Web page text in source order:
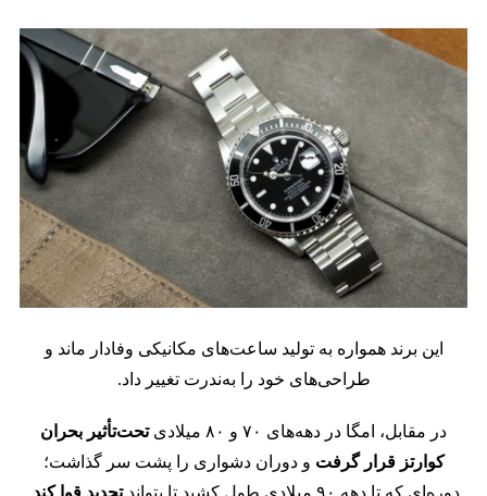
این برند همواره به تولید ساعت‌های مکانیکی وفادار ماند و
طراحی‌های خود را به‌ندرت تغییر داد.
در مقابل، امگا در دهه‌های ۷۰ و ۸۰ میلادی
تحت‌تأثیر بحران
کوارتز قرار گرفت و دوران دشواری را پشت سر گذاشت؛